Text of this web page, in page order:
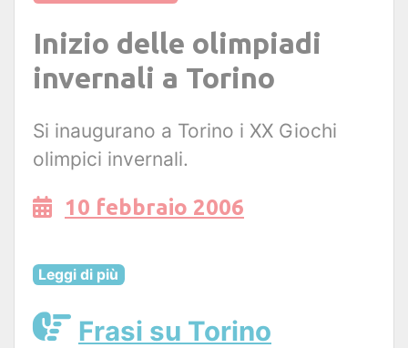
Inizio delle olimpiadi
invernali a Torino
Si inaugurano a Torino i XX Giochi
olimpici invernali.
10 febbraio 2006
Leggi di più
Frasi su Torino